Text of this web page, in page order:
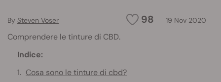
98 19 Nov 2020
By Steven Voser
Comprendere le tinture di CBD.
Indice:
Cosa sono le tinture di cbd?